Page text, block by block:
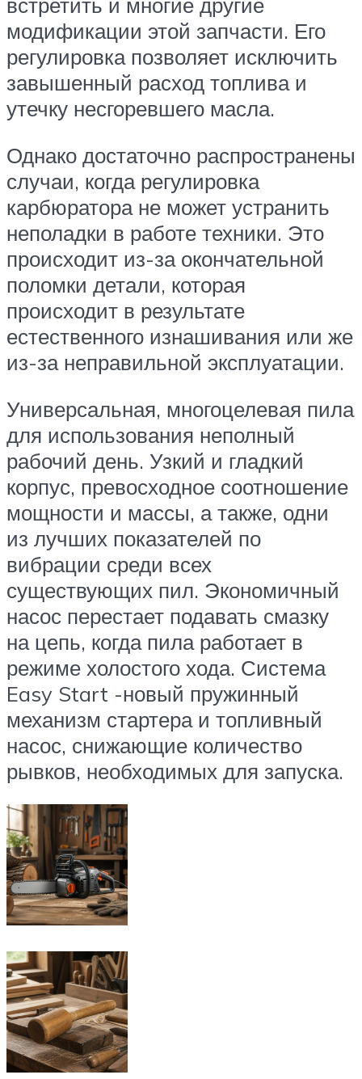
модификации этой запчасти. Его
регулировка позволяет исключить
завышенный расход топлива и
утечку несгоревшего масла.
Однако достаточно распространены
случаи, когда регулировка
карбюратора не может устранить
неполадки в работе техники. Это
происходит из-за окончательной
поломки детали, которая
происходит в результате
естественного изнашивания или же
из-за неправильной эксплуатации.
Универсальная, многоцелевая пила
для использования неполный
рабочий день. Узкий и гладкий
корпус, превосходное соотношение
мощности и массы, а также, одни
из лучших показателей по
вибрации среди всех
существующих пил. Экономичный
насос перестает подавать смазку
на цепь, когда пила работает в
режиме холостого хода. Система
Easy Start -новый пружинный
механизм стартера и топливный
насос, снижающие количество
рывков, необходимых для запуска.